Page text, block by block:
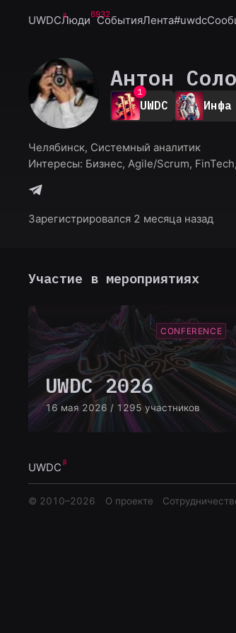
UWDCЛюди6932
СобытияЛента#uwdc
Антон
0
1
2
3
5
6
UWDC
Челябинск, Системный аналитик
Интересы: Бизнес, Agile/Scrum,
Зарегистрировался 2 месяца назад
Участие в мероприятиях
CONFERENCE
UWDC 2026
16 мая 2026 / 1295 участников
UWDC
© 2010–2026 О проекте